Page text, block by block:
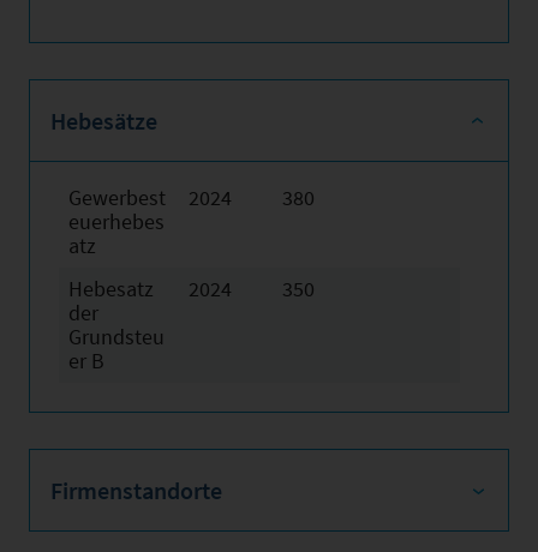
Hebesätze
Gewerbest
euerhebes
atz
2024 380
Hebesatz
der
Grundsteu
er B
2024 350
Firmenstandorte